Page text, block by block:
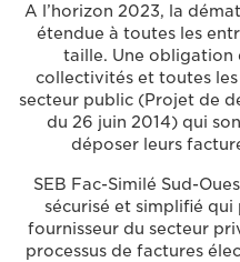
A l’horizon 2023, la
étendue à toutes les
taille. Une obligation
collectivités et toutes
secteur public (Projet de
du 26 juin 2014) qui
déposer leurs
SEB Fac-Similé Sud-
sécurisé et simplifié
fournisseur du secteur
processus de factures